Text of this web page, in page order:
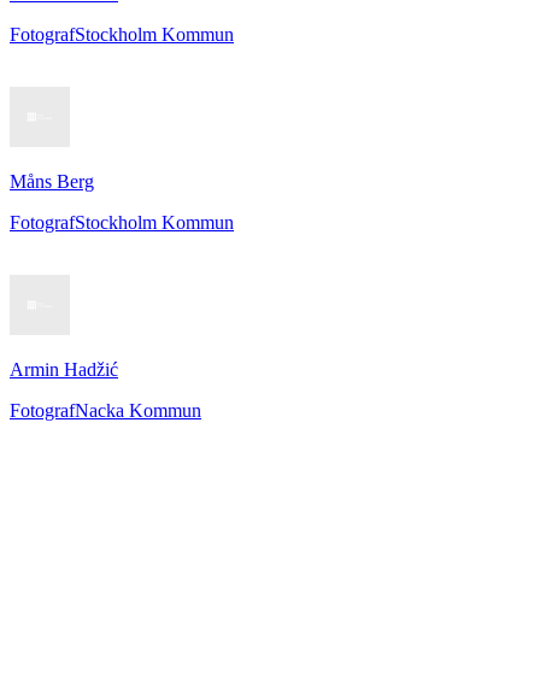
FotografStockholm Kommun
Måns Berg
FotografStockholm Kommun
Armin Hadžić
FotografNacka Kommun